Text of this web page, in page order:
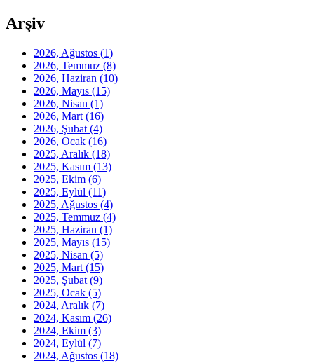
Arşiv
2026, Ağustos (1)
2026, Temmuz (8)
2026, Haziran (10)
2026, Mayıs (15)
2026, Nisan (1)
2026, Mart (16)
2026, Şubat (4)
2026, Ocak (16)
2025, Aralık (18)
2025, Kasım (13)
2025, Ekim (6)
2025, Eylül (11)
2025, Ağustos (4)
2025, Temmuz (4)
2025, Haziran (1)
2025, Mayıs (15)
2025, Nisan (5)
2025, Mart (15)
2025, Şubat (9)
2025, Ocak (5)
2024, Aralık (7)
2024, Kasım (26)
2024, Ekim (3)
2024, Eylül (7)
2024, Ağustos (18)